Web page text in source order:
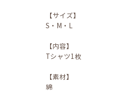
【サイズ】
S・M・L
【内容】
Tシャツ1枚
【素材】
綿